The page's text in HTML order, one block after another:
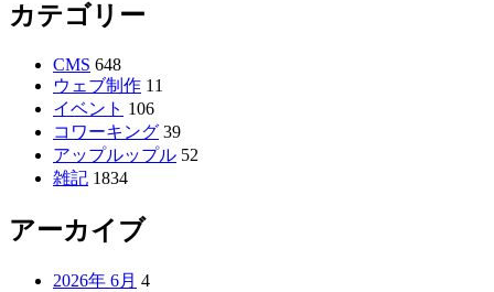
カテゴリー
CMS 648
ウェブ制作 11
イベント 106
コワーキング 39
アップルップル 52
雑記 1834
アーカイブ
2026年 6月 4